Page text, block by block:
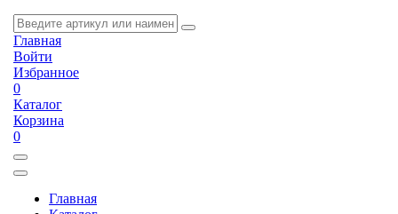
Главная
Войти
Избранное
0
Каталог
Корзина
0
Главная